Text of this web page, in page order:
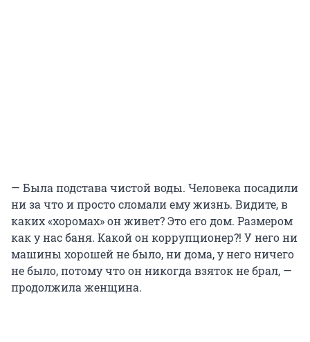
— Была подстава чистой воды. Человека посадили
ни за что и просто сломали ему жизнь. Видите, в
каких «хоромах» он живет? Это его дом. Размером
как у нас баня. Какой он коррупционер?! У него ни
машины хорошей не было, ни дома, у него ничего
не было, потому что он никогда взяток не брал, —
продолжила женщина.